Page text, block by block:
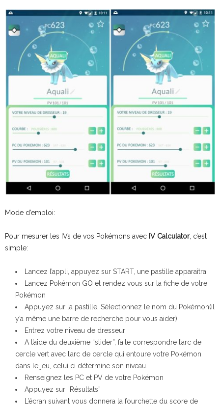
Mode d’emploi:
Pour mesurer les IVs de vos Pokémons avec IV Calculator, c’est
simple:
Lancez l’appli, appuyez sur START, une pastille apparaîtra.
Lancez Pokémon GO et rendez vous sur la fiche de votre
Pokémon
Appuyez sur la pastille, Sélectionnez le nom du Pokémon(il
y’a même une barre de recherche pour vous aider)
Entrez votre niveau de dresseur
A l’aide du deuxième “slider”, faite correspondre l’arc de
cercle vert avec l’arc de cercle qui entoure votre Pokémon
dans le jeu, celui ci détermine son niveau.
Renseignez les PC et PV de votre Pokémon
Appuyez sur “Résultats”
L’écran suivant vous donnera la fourchette du score de